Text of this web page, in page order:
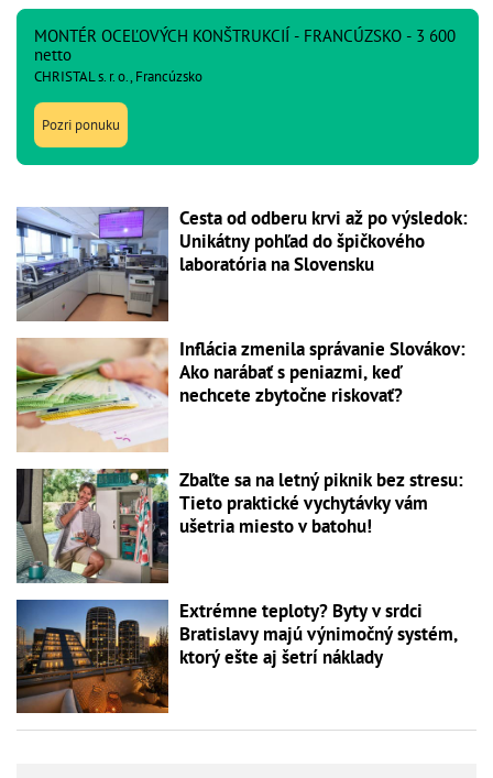
MONTÉR OCEĽOVÝCH KONŠTRUKCIÍ - FRANCÚZSKO - 3 600
netto
CHRISTAL s. r. o., Francúzsko
Pozri ponuku
Cesta od odberu krvi až po výsledok:
Unikátny pohľad do špičkového
laboratória na Slovensku
Inflácia zmenila správanie Slovákov:
Ako narábať s peniazmi, keď
nechcete zbytočne riskovať?
Zbaľte sa na letný piknik bez stresu:
Tieto praktické vychytávky vám
ušetria miesto v batohu!
Extrémne teploty? Byty v srdci
Bratislavy majú výnimočný systém,
ktorý ešte aj šetrí náklady